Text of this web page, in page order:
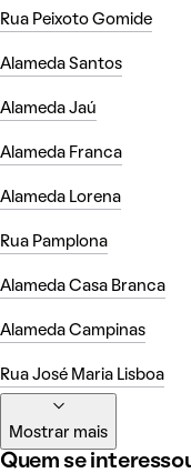
Rua Peixoto Gomide
Alameda Santos
Alameda Jaú
Alameda Franca
Alameda Lorena
Rua Pamplona
Alameda Casa Branca
Alameda Campinas
Rua José Maria Lisboa
Mostrar mais
Quem se